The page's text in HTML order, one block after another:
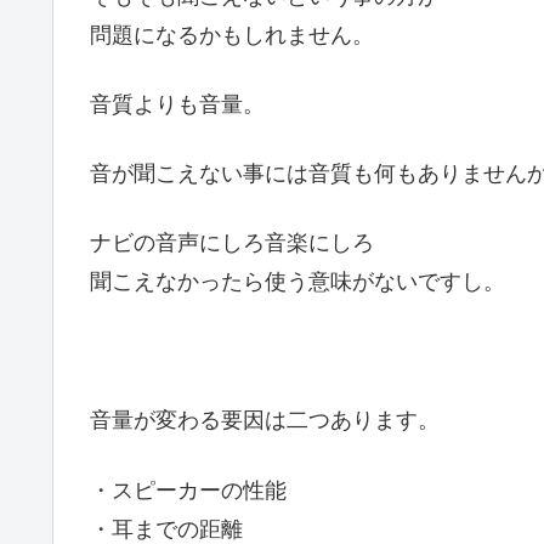
問題になるかもしれません。
音質よりも音量。
音が聞こえない事には音質も何もありません
ナビの音声にしろ音楽にしろ
聞こえなかったら使う意味がないですし。
音量が変わる要因は二つあります。
・スピーカーの性能
・耳までの距離